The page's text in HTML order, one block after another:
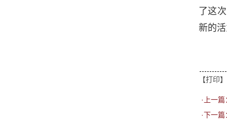
了这
新的
【打印】
·上一篇
·下一篇